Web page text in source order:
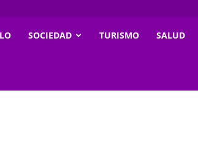
SOCIEDAD TURISMO SALUD